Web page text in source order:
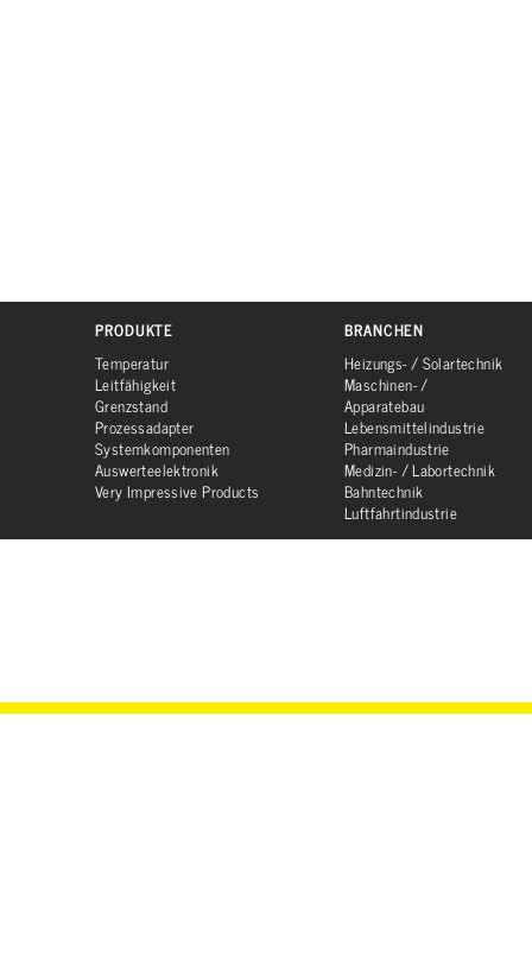
PRODUKTE
Temperatur
Leitfähigkeit
Grenzstand
Prozessadapter
Systemkomponenten
Auswerteelektronik
Very Impressive Products
BRANCHEN
Heizungs- / Solartechnik
Maschinen- /
Apparatebau
Lebensmittelindustrie
Pharmaindustrie
Medizin- / Labortechnik
Bahntechnik
Luftfahrtindustrie